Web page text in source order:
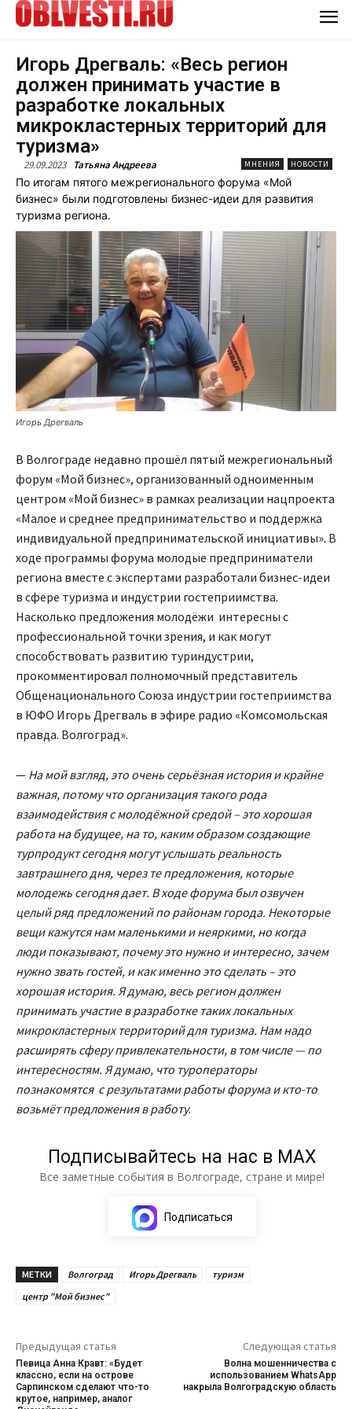
Игорь Дрегваль: «Весь регион
должен принимать участие в
разработке локальных
микрокластерных территорий для
туризма»
29.09.2023 Татьяна Андреева МНЕНИЯ НОВОСТИ
По итогам пятого межрегионального форума «Мой
бизнес» были подготовлены бизнес-идеи для развития
туризма региона.
Игорь Дрегваль
В Волгограде недавно прошёл пятый межрегиональный
форум «Мой бизнес», организованный одноименным
центром «Мой бизнес» в рамках реализации нацпроекта
«Малое и среднее предпринимательство и поддержка
индивидуальной предпринимательской инициативы». В
ходе программы форума молодые предприниматели
региона вместе с экспертами разработали бизнес-идеи
в сфере туризма и индустрии гостеприимства.
Насколько предложения молодёжи интересны с
профессиональной точки зрения, и как могут
способствовать развитию туриндустрии,
прокомментировал полномочный представитель
Общенационального Союза индустрии гостеприимства
в ЮФО Игорь Дрегваль в эфире радио «Комсомольская
правда. Волгоград».
— На мой взгляд, это очень серьёзная история и крайне
важная, потому что организация такого рода
взаимодействия с молодёжной средой – это хорошая
работа на будущее, на то, каким образом создающие
турпродукт сегодня могут услышать реальность
завтрашнего дня, через те предложения, которые
молодежь сегодня дает. В ходе форума был озвучен
целый ряд предложений по районам города. Некоторые
вещи кажутся нам маленькими и неяркими, но когда
люди показывают, почему это нужно и интересно, зачем
нужно звать гостей, и как именно это сделать – это
хорошая история. Я думаю, весь регион должен
принимать участие в разработке таких локальных
микрокластерных территорий для туризма. Нам надо
расширять сферу привлекательности, в том числе — по
интересностям. Я думаю, что туроператоры
познакомятся с результатами работы форума и кто-то
возьмёт предложения в работу.
Подписывайтесь на нас в МАХ
Все заметные события в Волгограде, стране и мире!
Подписаться
МЕТКИ Волгоград Игорь Дрегваль
туризм
центр "Мой бизнес"
Предыдущая статья
Певица Анна Кравт: «Будет
классно, если на острове
Сарпинском сделают что-то
крутое, например, аналог
Следующая статья
Волна мошенничества с
использованием WhatsApp
накрыла Волгоградскую область